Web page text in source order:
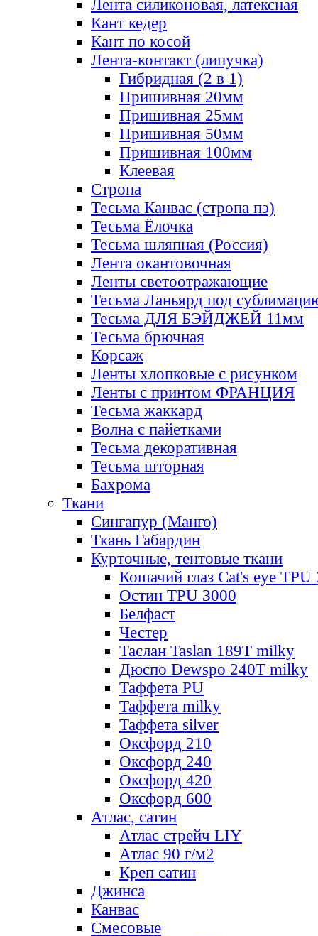
Лента силиконовая, латексная
Кант кедер
Кант по косой
Лента-контакт (липучка)
Гибридная (2 в 1)
Пришивная 20мм
Пришивная 25мм
Пришивная 50мм
Пришивная 100мм
Клеевая
Стропа
Тесьма Канвас (стропа пэ)
Тесьма Ёлочка
Тесьма шляпная (Россия)
Лента окантовочная
Ленты светоотражающие
Тесьма Ланьярд под
Тесьма ДЛЯ БЭЙДЖЕЙ 11мм
Тесьма брючная
Корсаж
Ленты хлопковые с рисунком
Ленты с принтом ФРАНЦИЯ
Тесьма жаккард
Волна с пайетками
Тесьма декоративная
Тесьма шторная
Бахрома
Ткани
Сингапур (Манго)
Ткань Габардин
Курточные, тентовые ткани
Кошачий глаз Cat's eye TPU
Остин TPU 3000
Белфаст
Честер
Таслан Taslan 189T milky
Дюспо Dewspo 240T milky
Таффета PU
Таффета milky
Таффета silver
Оксфорд 210
Оксфорд 240
Оксфорд 420
Оксфорд 600
Атлас, сатин
Атлас стрейч LIY
Атлас 90 г/м2
Креп сатин
Джинса
Канвас
Смесовые